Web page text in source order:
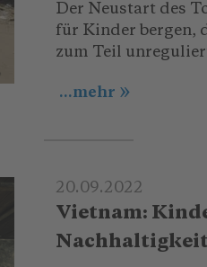
Der Neustart des
für Kinder bergen,
zum Teil
...mehr
20.09.2022
Vietnam: